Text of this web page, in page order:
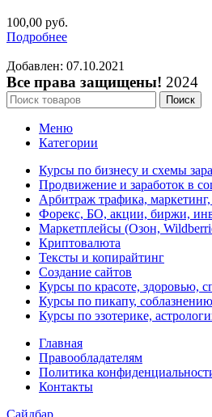
100,00 руб.
Подробнее
Добавлен: 07.10.2021
Все права защищены! 2024
Поиск
Меню
Категории
Курсы по бизнесу и схемы
Продвижение и заработок в
Арбитраж трафика,
Форекс, БО, акции, биржи,
Маркетплейсы (Озон,
Криптовалюта
Тексты и копирайтинг
Создание сайтов
Курсы по красоте, здоровью,
Курсы по пикапу,
Курсы по эзотерике,
Главная
Правообладателям
Политика
Контакты
Сайдбар